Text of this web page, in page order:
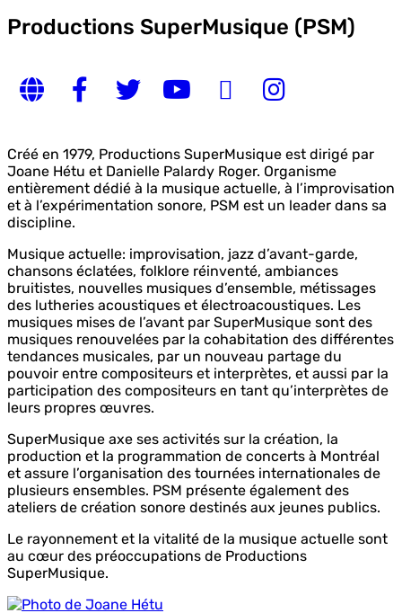
Productions SuperMusique (PSM)
Créé en 1979, Productions SuperMusique est dirigé par
Joane Hétu et Danielle Palardy Roger. Organisme
entièrement dédié à la musique actuelle, à l’improvisation
et à l’expérimentation sonore, PSM est un leader dans sa
discipline.
Musique actuelle: improvisation, jazz d’avant-garde,
chansons éclatées, folklore réinventé, ambiances
bruitistes, nouvelles musiques d’ensemble, métissages
des lutheries acoustiques et électroacoustiques. Les
musiques mises de l’avant par SuperMusique sont des
musiques renouvelées par la cohabitation des différentes
tendances musicales, par un nouveau partage du
pouvoir entre compositeurs et interprètes, et aussi par la
participation des compositeurs en tant qu’interprètes de
leurs propres œuvres.
SuperMusique axe ses activités sur la création, la
production et la programmation de concerts à Montréal
et assure l’organisation des tournées internationales de
plusieurs ensembles. PSM présente également des
ateliers de création sonore destinés aux jeunes publics.
Le rayonnement et la vitalité de la musique actuelle sont
au cœur des préoccupations de Productions
SuperMusique.